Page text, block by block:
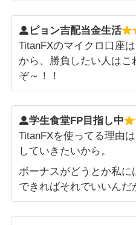
TitanFXのマイクロ口座
から、勝負したい人はこ
ぞ～！！
ピョン吉配当金生活
TitanFXを使ってる理由
していきたいから。
ボーナスがどうとか私
できればそれでいいんだ
学生食堂FP目指し中